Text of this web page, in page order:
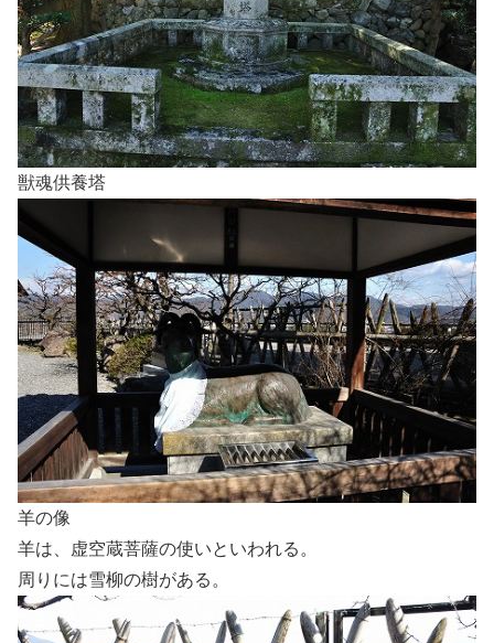
獣魂供養塔
羊の像
羊は、虚空蔵菩薩の使いといわれる。
周りには雪柳の樹がある。